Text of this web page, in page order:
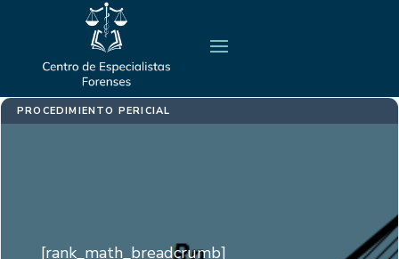
PROCEDIMIENTO PERICIAL
[rank_math_breadcrumb]